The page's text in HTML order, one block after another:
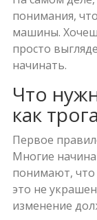
понимания,
машины.
просто
начинать.
Что
как
Первое
Многие
понимают, что
это не
изменение